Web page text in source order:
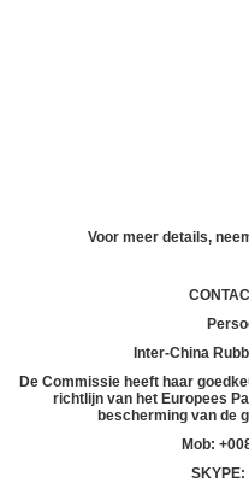
Voor meer details,
Inter-China
De Commissie heeft haar
richtlijn van het Europees
bescherming van de
Mob: +00